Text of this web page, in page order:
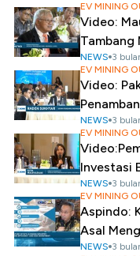
EV MINING
Video:
Tambang
NEWS 3
EV MINING
Video:
NEWS 3
EV MINING
Investasi
NEWS 3
EV MINING
Aspindo:
Asal
NEWS 3